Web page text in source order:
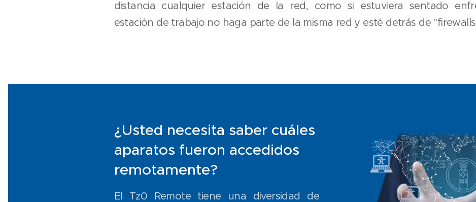
distancia cualquier estación de la red, como si estuviera sentado
estación de trabajo no haga parte de la misma red y esté detrás de
¿Usted necesita saber cuáles
aparatos fueron accedidos
remotamente?
El Tz0 Remote tiene una diversidad de